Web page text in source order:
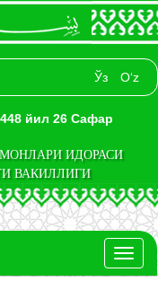
Ўз O‘z
йил 26 Сафар
ИДОРАСИ
ВАКИЛЛИГИ